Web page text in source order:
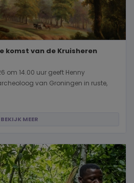
komst van de Kruisheren
om 14.00 uur geeft Henny
van Groningen in ruste,
BEKIJK MEER